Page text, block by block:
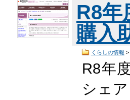
R8年
購入
くらしの情報 >
R8年
シェ